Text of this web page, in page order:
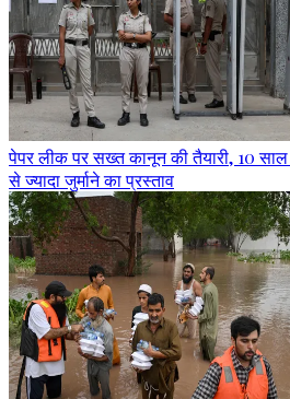
पेपर लीक पर सख्त कानून की तैयारी, 10
से ज्यादा जुर्माने का प्रस्ताव